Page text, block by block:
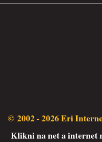
© 2002 - 2026 Eri
Klikni na net a internet